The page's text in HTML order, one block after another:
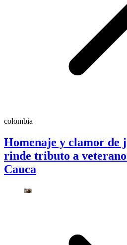
colombia
Homenaje y clamor de
rinde tributo a
Cauca